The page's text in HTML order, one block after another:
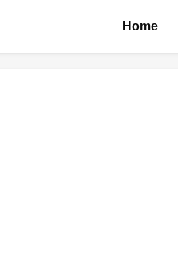
Home